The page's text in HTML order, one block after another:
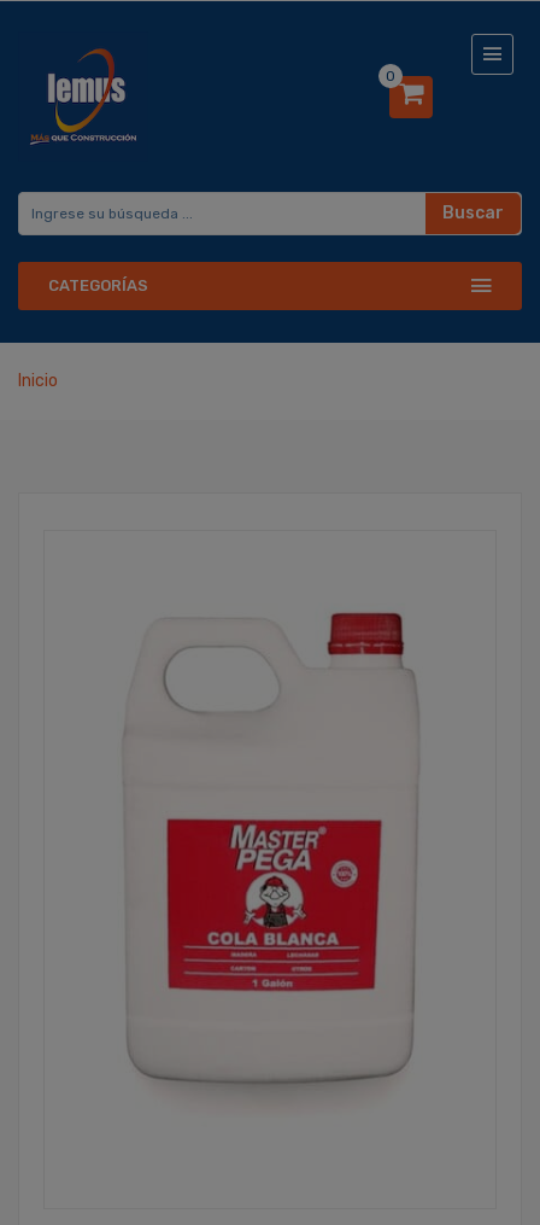
0
Buscar
CATEGORÍAS
Inicio